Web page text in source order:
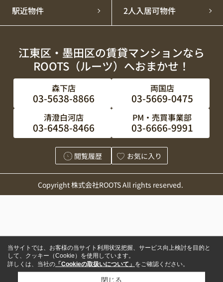
駅近物件 2人入居可物件
江東区・墨田区の賃貸マンションなら
ROOTS（ルーツ）へおまかせ！
森下店
03-5638-8866
両国店
03-5669-0475
清澄白河店
03-6458-8466
PM・売買事業部
03-6666-9991
閲覧履歴 お気に入り
Copyright 株式会社ROOTS All rights reserved.
当サイトでは、お客様の当サイト利用状況把握、サービス向上検討を目的と
して、クッキー（Cookie）を使用しています。
詳しくは、当社の 「Cookieの取扱いについて」 をご確認ください。
閉じる